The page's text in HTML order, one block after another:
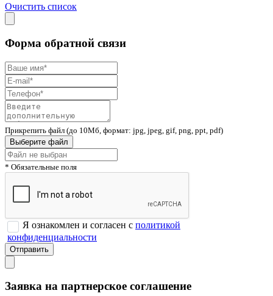
Очистить список
Форма обратной связи
Прикрепить файл (до 10Мб, формат: jpg, jpeg, gif, png, ppt, pdf)
Выберите файл
* Обязательные поля
Я ознакомлен и согласен с политикой
конфиденциальности
Заявка на партнерское соглашение